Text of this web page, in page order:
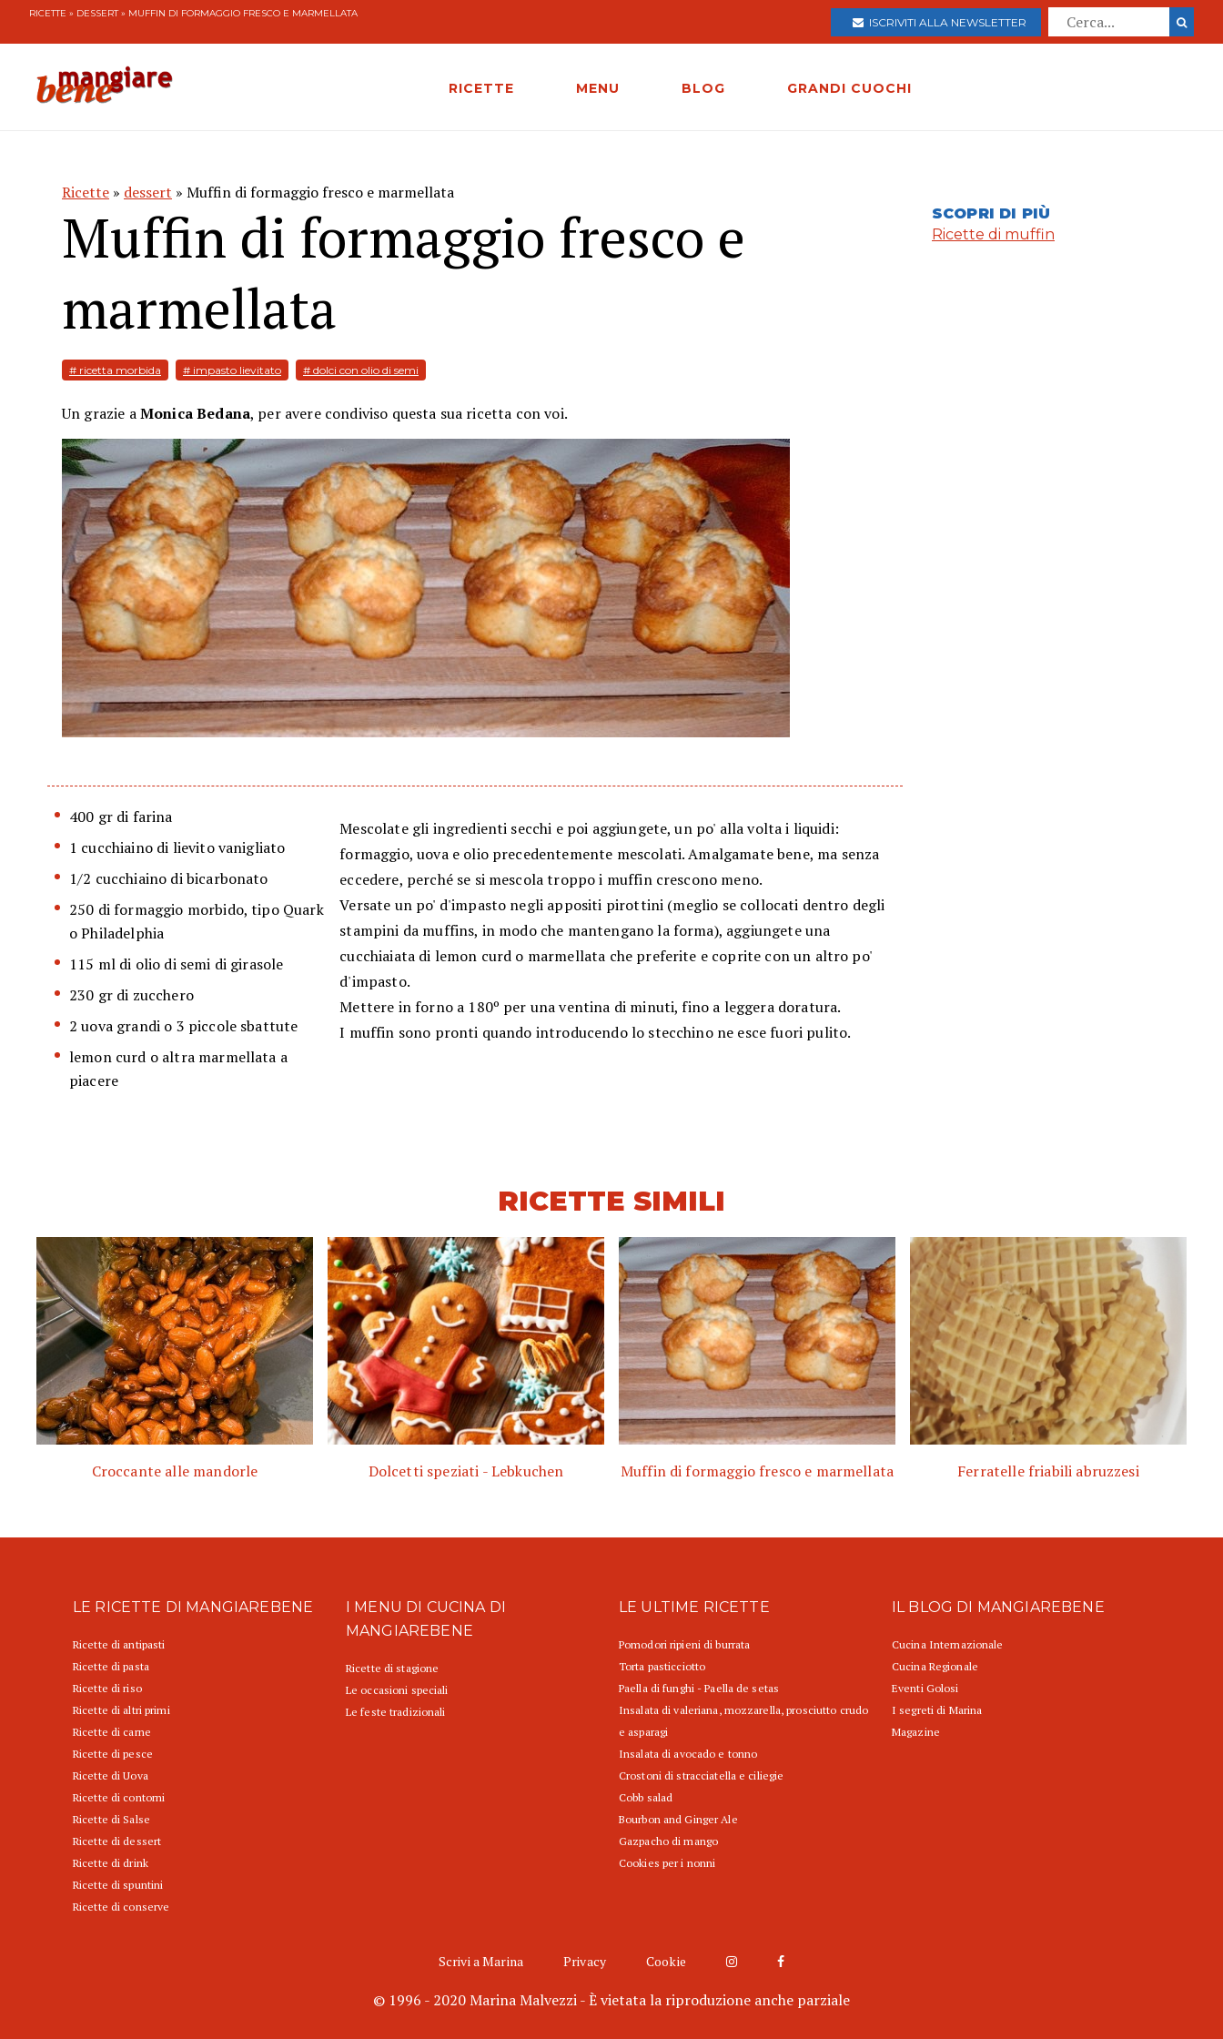
RICETTE » DESSERT» MUFFIN DI FORMAGGIO FRESCO E MARMELLATA
ISCRIVITI ALLA NEWSLETTER
RICETTE MENU BLOG GRANDI CUOCHI
Ricette » dessert » Muffin di formaggio fresco e marmellata
Muffin di formaggio fresco e
marmellata
# ricetta morbida # impasto lievitato # dolci con olio di semi
Un grazie aMonica Bedana, per avere condiviso questa sua ricetta con voi.
400 gr di farina
1 cucchiaino di lievito vanigliato
1/2 cucchiaino di bicarbonato
250 di formaggio morbido, tipo Quark
o Philadelphia
115 ml di olio di semi di girasole
230 gr di zucchero
2 uova grandi o 3 piccole sbattute
lemon curd o altra marmellata a
piacere
Mescolate gli ingredienti secchi e poi aggiungete, un po' alla volta i liquidi:
formaggio, uova e olio precedentemente mescolati. Amalgamate bene, ma senza
eccedere, perché se si mescola troppo i muffin crescono meno.
Versate un po' d'impasto negli appositi pirottini (meglio se collocati dentro degli
stampini da muffins, in modo che mantengano la forma), aggiungete una
cucchiaiata di lemon curd o marmellata che preferite e coprite con un altro po'
d'impasto.
Mettere in forno a 180º per una ventina di minuti, fino a leggera doratura.
I muffin sono pronti quando introducendo lo stecchino ne esce fuori pulito.
SCOPRI DI PIÙ
Ricette di muffin
RICETTE SIMILI
Croccante alle mandorle Dolcetti speziati - Lebkuchen Muffin di formaggio fresco e marmellata Ferratelle friabili abruzzesi
LE RICETTE DI MANGIAREBENE
Ricette di antipasti
Ricette di pasta
Ricette di riso
Ricette di altri primi
Ricette di carne
Ricette di pesce
Ricette di Uova
Ricette di contorni
Ricette di Salse
Ricette di dessert
Ricette di drink
Ricette di spuntini
Ricette di conserve
I MENU DI CUCINA DI
MANGIAREBENE
Ricette di stagione
Le occasioni speciali
Le feste tradizionali
LE ULTIME RICETTE
Pomodori ripieni di burrata
Torta pasticciotto
Paella di funghi - Paella de setas
Insalata di valeriana, mozzarella, prosciutto crudo
e asparagi
Insalata di avocado e tonno
Crostoni di stracciatella e ciliegie
Cobb salad
Bourbon and Ginger Ale
Gazpacho di mango
Cookies per i nonni
IL BLOG DI MANGIAREBENE
Cucina Internazionale
Cucina Regionale
Eventi Golosi
I segreti di Marina
Magazine
Scrivi a Marina Privacy Cookie
© 1996 - 2020 Marina Malvezzi - È vietata la riproduzione anche parziale